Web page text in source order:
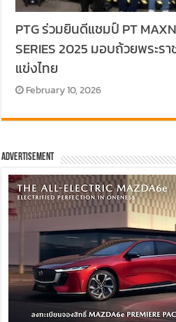
PTG ร่วมยินดีแชมป์ PT
SERIES 2025 มอบถ้วยพระ
แข่งไทย
February 10, 2026
Advertisement